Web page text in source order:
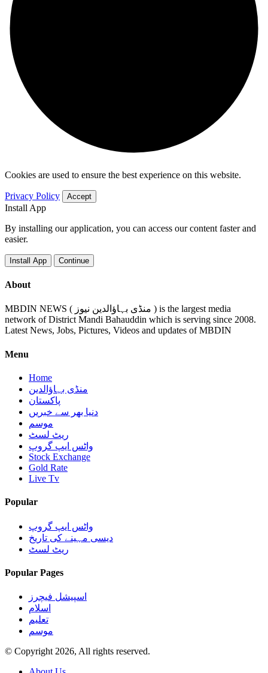
Cookies are used to ensure the best experience on this website.
Privacy Policy Accept
Install App
By installing our application, you can access our content faster and
easier.
Install App Continue
About
MBDIN NEWS ( منڈی بہاؤالدین نیوز ) is the largest media
network of District Mandi Bahauddin which is serving since 2008.
Latest News, Jobs, Pictures, Videos and updates of MBDIN
Menu
Home
منڈی بہاؤالدین
پاکستان
دنیا بھر سے خبریں
موسم
ریٹ لسٹ
واٹس ایپ گروپ
Stock Exchange
Gold Rate
Live Tv
Popular
واٹس ایپ گروپ
دیسی مہینے کی تاریخ
ریٹ لسٹ
Popular Pages
اسپیشل فیچرز
اسلام
تعلیم
موسم
© Copyright 2026, All rights reserved.